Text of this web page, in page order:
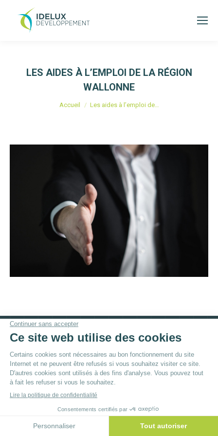
LES AIDES À L’EMPLOI DE LA RÉGION
WALLONNE
Vous êtes ici :
Accueil Les aides à l’emploi de…
Menu du bas